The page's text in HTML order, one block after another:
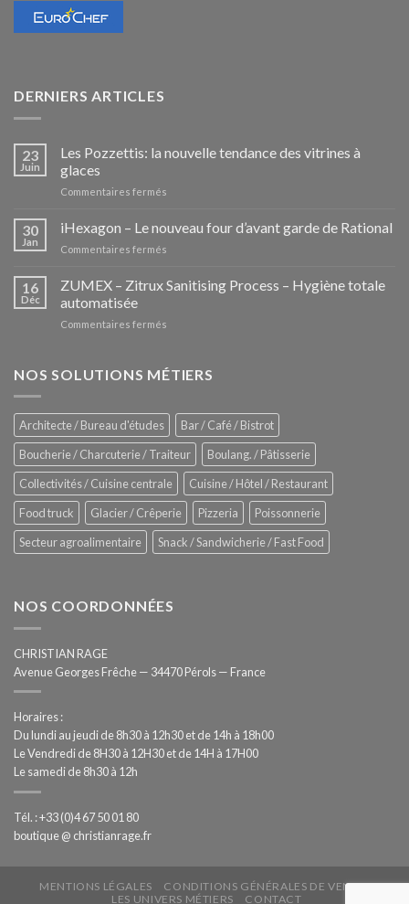
DERNIERS ARTICLES
23
Juin
Les Pozzettis: la nouvelle tendance des vitrines à
glaces
Commentaires fermés
Pozzettis:
la
des
30
Jan
iHexagon – Le nouveau four d’avant garde de Rational
Commentaires fermés
–
Le
de
16
Déc
ZUMEX – Zitrux Sanitising Process – Hygiène totale
automatisée
Commentaires fermés
Zitrux
–
Hygiène
totale
automatisée
NOS SOLUTIONS MÉTIERS
Architecte / Bureau d'études
Bar / Café / Bistrot
Boucherie / Charcuterie / Traiteur
Boulang. / Pâtisserie
Collectivités / Cuisine centrale
Cuisine / Hôtel / Restaurant
Food truck
Glacier / Crêperie Pizzeria
Poissonnerie
Secteur agroalimentaire
Snack / Sandwicherie / Fast Food
NOS COORDONNÉES
CHRISTIAN RAGE
Avenue Georges Frêche — 34470 Pérols — France
Horaires :
Du lundi au jeudi de 8h30 à 12h30 et de 14h à 18h00
Le Vendredi de 8H30 à 12H30 et de 14H à 17H00
Le samedi de 8h30 à 12h
Tél. : +33 (0)4 67 50 01 80
boutique @ christianrage.fr
MENTIONS LÉGALES
CONDITIONS GÉNÉRALES DE VENTE
LES UNIVERS MÉTIERS
CONTACT